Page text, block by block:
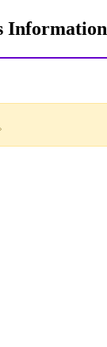
Information